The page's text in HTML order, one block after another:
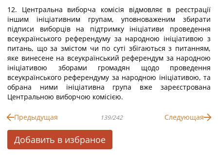
12. Центральна виборча комісія відмовляє в реєстрації
іншим ініціативним групам, уповноваженим збирати
підписи виборців на підтримку ініціативи проведення
всеукраїнського референдуму за народною ініціативою з
питань, що за змістом чи по суті збігаються з питанням,
яке винесене на всеукраїнський референдум за народною
ініціативою зборами громадян щодо проведення
всеукраїнського референдуму за народною ініціативою, та
обрана ними ініціативна група вже зареєстрована
Центральною виборчою комісією.
Предыдущая 139/242 Следующая
Добавить в избраное